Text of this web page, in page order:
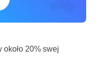
około 20% swej